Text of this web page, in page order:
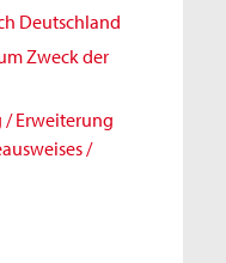
Deutschland
Zweck der
/ Erweiterung
/